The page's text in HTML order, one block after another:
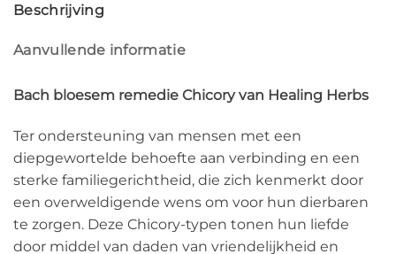
Beschrijving
Aanvullende informatie
Bach bloesem remedie Chicory van Healing Herbs
Ter ondersteuning van mensen met een
diepgewortelde behoefte aan verbinding en een
sterke familiegerichtheid, die zich kenmerkt door
een overweldigende wens om voor hun dierbaren
te zorgen. Deze Chicory-typen tonen hun liefde
door middel van daden van vriendelijkheid en